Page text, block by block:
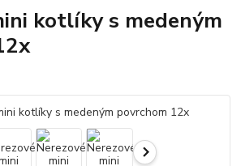
kotlíky s medeným